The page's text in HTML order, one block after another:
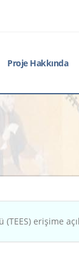
Proje Hakkında
erişime